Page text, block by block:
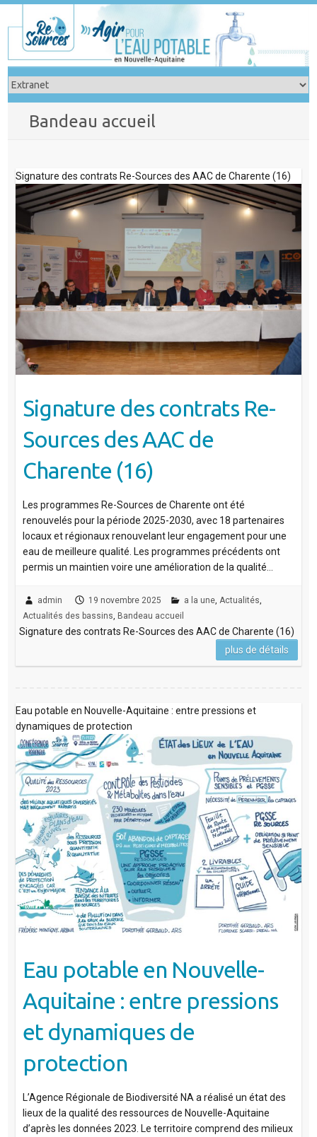
to
content
Bandeau accueil
Signature des contrats Re-Sources des AAC de Charente (16)
Signature des contrats Re-
Sources des AAC de
Charente (16)
Les programmes Re-Sources de Charente ont été
renouvelés pour la période 2025-2030, avec 18 partenaires
locaux et régionaux renouvelant leur engagement pour une
eau de meilleure qualité. Les programmes précédents ont
permis un maintien voire une amélioration de la qualité…
admin 19 novembre 2025 a la une, Actualités,
Actualités des bassins, Bandeau accueil
Signature des contrats Re-Sources des AAC de Charente (16)
plus de détails
Eau potable en Nouvelle-Aquitaine : entre pressions et
dynamiques de protection
Eau potable en Nouvelle-
Aquitaine : entre pressions
et dynamiques de
protection
L’Agence Régionale de Biodiversité NA a réalisé un état des
lieux de la qualité des ressources de Nouvelle-Aquitaine
d’après les données 2023. Le territoire comprend des milieux